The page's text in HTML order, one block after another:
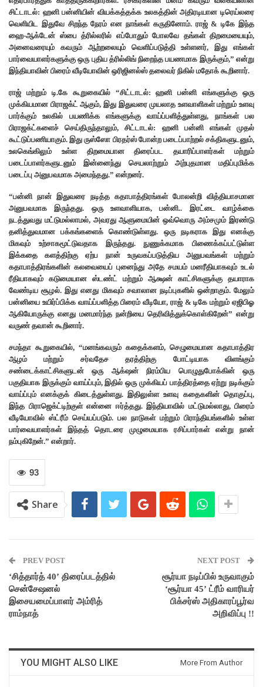
சிட்டாடல்: ஹனி பன்னியின் வியக்கத்தக்க உலகத்தின் அதிரடியான டிரெய்லரை
வெளியிட இதுவே சிறந்த நேரம் என நாங்கள் கருதினோம். ராஜ் & டிகே இந்த
ஹை-ஆக்டேன் ஸ்பை த்ரில்லரில் எப்போதும் போலவே தங்கள் திறமையையும்,
அனைவரையும் கவரும் ஆற்றலையும் வெளிப்படுத்தி உள்ளனர், இது எங்கள்
பார்வையாளர்களுக்கு ஒரு புதிய த்ரில்லிங் நிறைந்த பயணமாக இருக்கும்,” என்று
இந்தியாவின் பிரைம் வீடியோவின் ஒரிஜினல்ஸ் தலைவர் நிகில் மதோக் கூறினார்.
ராஜ் மற்றும் டி.கே கூறுகையில் “சிட்டாடல்: ஹனி பன்னி எங்களுக்கு ஒரு
முக்கியமான பிராஜக்ட் ஆகும், இது இதுவரை முயலாத உளவாளிகள் மற்றும் உளவு
பார்க்கும் உலகில் பயணிக்க எங்களுக்கு வாய்ப்பளித்துள்ளது, நாங்கள் பல
பிராஜக்ட்களைச் செய்திருந்தாலும், சிட்டாடல்: ஹனி பன்னி எங்கள் முதல்
கூட்டுப்பணியாகும். இது ருஸ்ஸோ பிரதர்ஸ் போன்ற படைப்பாற்றல் சக்திகளுடனும்,
உலகெங்கிலும் உள்ள திறமையான திரைப்பட தயாரிப்பாளர்கள் மற்றும்
படைப்பாளர்களுடனும் இன்னைந்து செயலாற்றும் அற்புதமான மதிப்புமிக்க
படைப்பு அனுபவமாக அமைந்தது.” என்றனர்.
“பன்னி நான் இதுவரை நடித்த கதாபாத்திரங்கள் போலன்றி வித்தியாசமான
அனுபவமாக இருந்தது. ஒரு உளவாளியாக, பன்னி.. இரட்டை வாழ்க்கை
நடத்துவது மட்டுமல்லாமல், அவரது ஆளுமையின் ஒவ்வொரு அம்சமும் இரண்டு
தனித்துவமான பக்கங்களைக் கொண்டுள்ளது. ஒரு நடிகராக இது எனக்கு
மிகவும் உற்சாகமூட்டுவதாக இருந்தது. நுணுக்கமாக பிணைக்கப்பட்டுள்ள
இக்கதை களத்திற்கு ஏற்ப நான் உருவகப்படுத்திய அனுபவங்கள் மற்றும்
கதாபாத்திரங்களின் கலவையைப் புனைந்து அதே சமயம் மனரீதியாகவும் உடல்
ரீதியாகவும் கடுமையான ஸ்டண்ட் மற்றும் ஆக்ஷன் காட்சிகளுக்கு தயாராக
வேண்டிய சூழல். இது எனது மிகவும் சவாலான நடிப்புகளில் ஒன்றாகும். மேலும்
பன்னியை உயிர்ப்பிக்க வாய்ப்பளித்த பிரைம் வீடியோ, ராஜ் & டிகே மற்றும் ஏஜிபிஓ
ஆகியோருக்கு எனது மனமார்ந்த நன்றியை தெரிவித்துக்கொள்கிறேன்” என்று
வருண் தவான் கூறினார்.
சமந்தா கூறுகையில், “மனங்கவரும் கதைக்களம், செழுமையான கதாபாத்திர
ஆழம் மற்றும் சர்வதேச தரத்திற்கு போட்டியாக விளங்கும்
சண்டைக்காட்சிகளுடன் ஒரு ஆக்‌ஷன் நிரம்பிய பொழுதுபோக்கின் ஒரு
பகுதியாக இருக்கும் வாய்ப்பும், இதில் ஒரு முக்கியப் பாத்திரத்தை ஏற்று நடிக்கும்
வாய்ப்பும் எனக்குக் கிடைத்துள்ளது. இதிலுள்ள உளவு கதைகளின் தொகுப்பு,
இந்த பிராஜெக்ட்டிற்குள் என்னை ஈர்த்தது. இந்தியாவில் மட்டுமல்லாது, பிரைம்
வீடியோவில் ஸ்ட்ரீம் செய்யப்படும். பல நாடுகள் மற்றும் பிராந்தியங்களில் உள்ள
பார்வையாளர்கள் இந்தத் தொடரை முழுமையாக ரசிப்பார்கள் என்று நான்
நம்புகிறேன்.” என்றார்.
93
Share
PREV POST
‘சித்தார்த் 40’ திரைப்படத்தில்
சென்சேஷனல்
இசையமைப்பாளர் அம்ரித்
ராம்நாத்
NEXT POST
சூர்யா நடிப்பில் உருவாகும்
‘சூர்யா 45’ ட்ரீம் வாரியர்
பிக்சர்ஸ் அதிகாரப்பூர்வ
அறிவிப்பு !!
YOU MIGHT ALSO LIKE More From Author